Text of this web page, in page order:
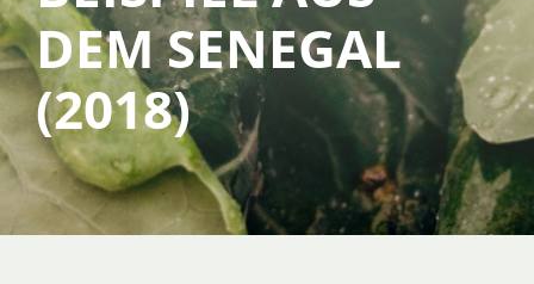
SERVICE
ÜBER UNS
DEM SENEGAL
(2018)